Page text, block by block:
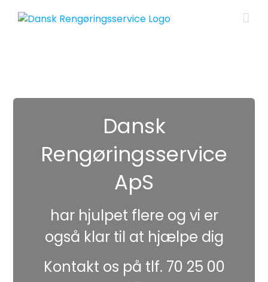
Dansk
Rengøringsservice
ApS
har hjulpet flere og vi er
også klar til at hjælpe dig
Kontakt os på tlf. 70 25 00